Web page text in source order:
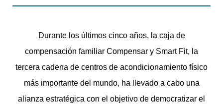
Durante los últimos cinco años, la caja de
compensación familiar Compensar y Smart Fit, la
tercera cadena de centros de acondicionamiento físico
más importante del mundo, ha llevado a cabo una
alianza estratégica con el objetivo de democratizar el